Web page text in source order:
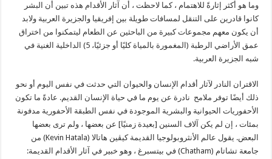
وما هو أكثر إثارةً للاهتمام ، كما لاحظت ، أن آثار الأقدام هذه تبين أن البشر
كانوا قادرين على التنقل لمسافات طويلة بين إفريقيا والجزيرة العربية ولابد
أن يكون معهم مجموعات كبيرة من الباحثين عن الطعام ليتمكنوا من اختراق
عمق الأراضي الرطبة (المغمورة بالمياة كليًا أو جزئيًا، 5) الداخلية الغنية في
شبه الجزيرة العربية.
الاقتران النادر لآثار أقدام الإنسان والحيوان التي حدثت في نفس اليوم أو نحو
ذلك أيضًا توفر ملامح نادرة عن يوم ما في حياة الإنسان القديم. عادةً ما تكون
الأحفوريات الحيوانية والبشرية الموجودة في نفس الطبقة الأحفورية مدفونة
بمئات ، إن لم يكن آلاف السنين [بعيدة زمنيًا] عن بعضها ، ولم ترى بعضها
البعض. يقول عالم الأنثروبولوجيا القديمة كيڤين هاتالا (Kevin Hatala) من
جامعة تشاتام (Chatham) في بيتسبرغ ، وهو خبير في آثار الأقدام القديمة: